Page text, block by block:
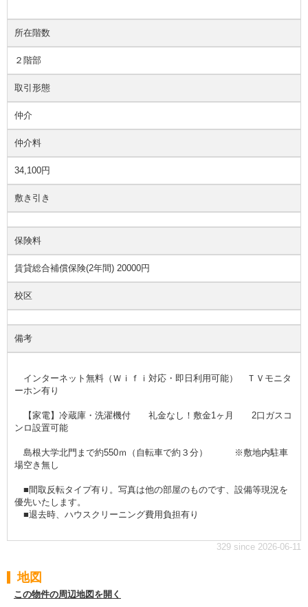
所在階数
２階部
取引形態
仲介
仲介料
34,100円
敷き引き
保険料
賃貸総合補償保険(2年間) 20000円
校区
備考
インターネット無料（Ｗｉｆｉ対応・即日利用可能） ＴＶモニタ
ーホン有り
【家電】冷蔵庫・洗濯機付 礼金なし！敷金1ヶ月 2口ガスコ
ンロ設置可能
島根大学北門まで約550ｍ（自転車で約３分） ※敷地内駐車
場空き無し
■間取反転タイプ有り。写真は他の部屋のものです、設備等現況を
優先いたします。
■退去時、ハウスクリーニング費用負担有り
329 since 2026-06-11
地図
この物件の周辺地図を開く